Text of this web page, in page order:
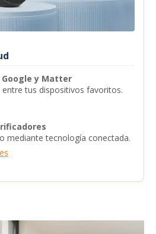
Google y Matter
tus dispositivos favoritos.
mediante tecnología conectada.